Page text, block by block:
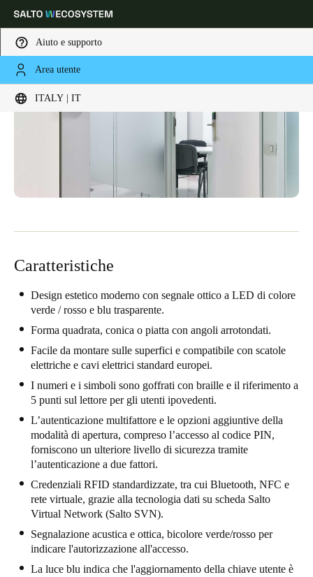
Aiuto e supporto
Area utente
ITALY | IT
Scegli la tua posizione e le impostazioni della lingua
North America
DeutschFrançaisItaliano
United Kingdom
English
Ireland
English
France
Français
Netherlands
NederlandsEnglish
Belgium
FrançaisNederlandsEnglish
Caratteristiche
Design estetico moderno con segnale ottico a LED di colore
verde / rosso e blu trasparente.
Forma quadrata, conica o piatta con angoli arrotondati.
Facile da montare sulle superfici e compatibile con scatole
elettriche e cavi elettrici standard europei.
I numeri e i simboli sono goffrati con braille e il riferimento a
5 punti sul lettore per gli utenti ipovedenti.
L’autenticazione multifattore e le opzioni aggiuntive della
modalità di apertura, compreso l’accesso al codice PIN,
forniscono un ulteriore livello di sicurezza tramite
l’autenticazione a due fattori.
Credenziali RFID standardizzate, tra cui Bluetooth, NFC e
rete virtuale, grazie alla tecnologia dati su scheda Salto
Virtual Network (Salto SVN).
Segnalazione acustica e ottica, bicolore verde/rosso per
indicare l'autorizzazione all'accesso.
La luce blu indica che l'aggiornamento della chiave utente è